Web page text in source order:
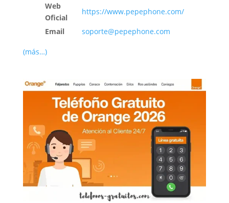
Web
Oficial
https://www.pepephone.com/
Email soporte@pepephone.com
(más…)